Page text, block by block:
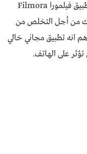
السبب تمكن من أن يكون البديل الأفضل لتطبيق فيلمورا Filmora
من أجل التخلص من
انه تطبيق مجاني خالي
على الهاتف.